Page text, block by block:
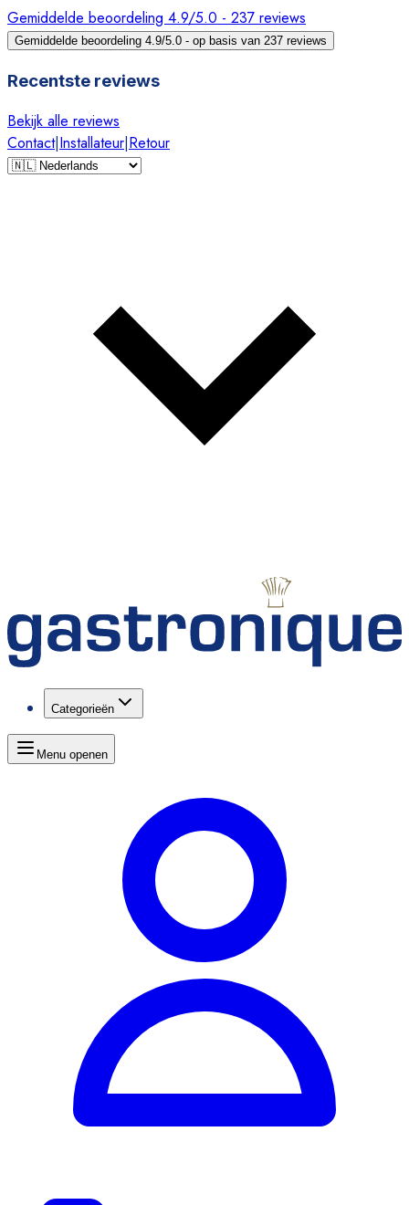
Gemiddelde beoordeling 4.9/5.0 - 237 reviews
Gemiddelde beoordeling 4.9/5.0 - op basis van 237 reviews
Recentste reviews
Bekijk alle reviews
Contact|Installateur|Retour
Categorieën
Menu openen